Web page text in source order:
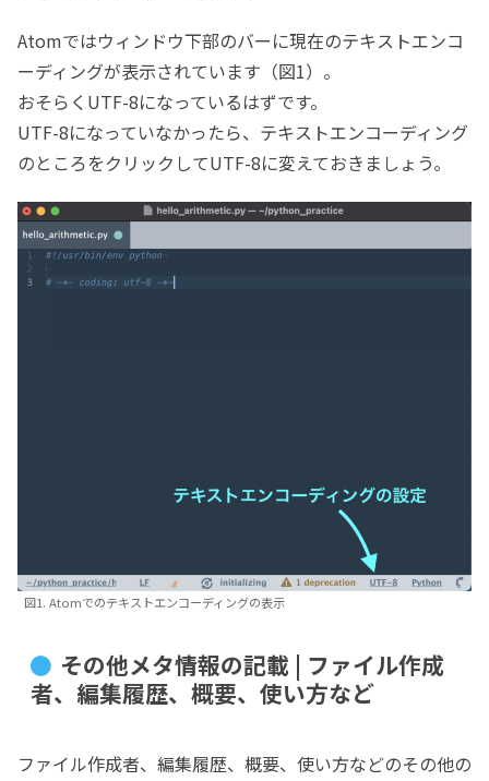
Atomではウィンドウ下部のバーに現在のテキストエンコ
ーディングが表示されています（図1）。
おそらくUTF-8になっているはずです。
UTF-8になっていなかったら、テキストエンコーディング
のところをクリックしてUTF-8に変えておきましょう。
図1. Atomでのテキストエンコーディングの表示
その他メタ情報の記載 | ファイル作成
者、編集履歴、概要、使い方など
ファイル作成者、編集履歴、概要、使い方などのその他の